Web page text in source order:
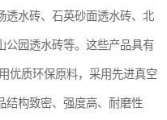
透水砖、石英砂面透水砖、北
公园透水砖等。这些产品具有
优质环保原料，采用先进真空
结构致密、强度高、耐磨性